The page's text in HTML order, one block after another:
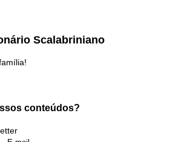
Scalabriniano
conteúdos?